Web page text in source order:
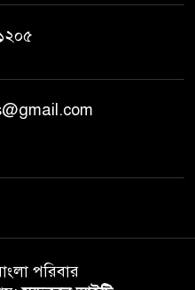
পরিবার